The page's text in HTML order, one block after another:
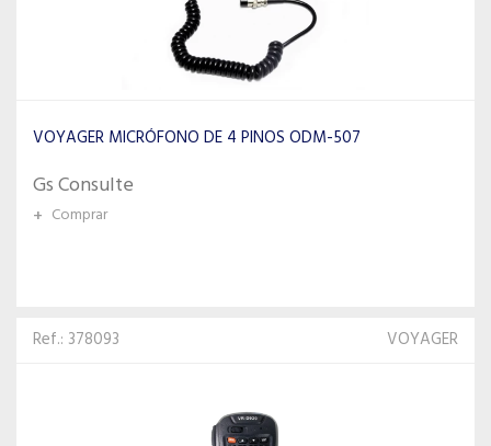
VOYAGER MICRÓFONO DE 4 PINOS ODM-507
Gs Consulte
+ Comprar
Ref.: 378093 VOYAGER